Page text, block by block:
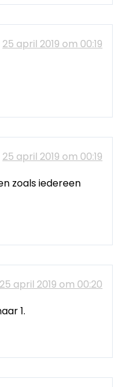
25 april 2019 om 00:19
25 april 2019 om 00:19
zoals iedereen
25 april 2019 om 00:20
1.